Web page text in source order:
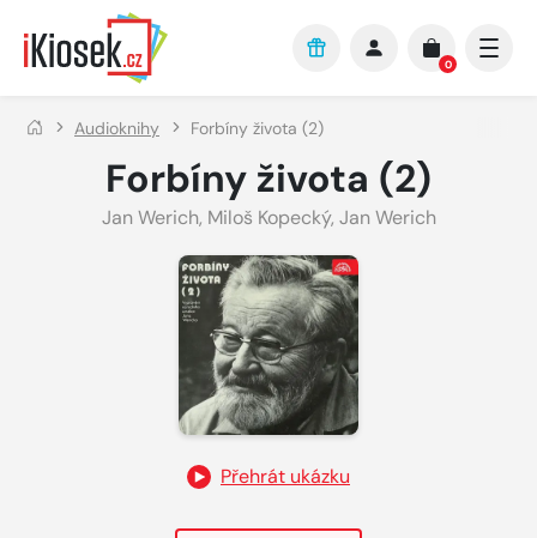
Přejít na hlavní obsah
0
Audioknihy Forbíny života (2)
Forbíny života (2)
Jan Werich, Miloš Kopecký, Jan Werich
Přehrát ukázku